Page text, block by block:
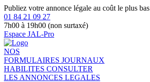
Publiez votre annonce légale au coût le plus bas
01 84 21 09 27
7h00 à 19h00 (non surtaxé)
Espace JAL-Pro
NOS
FORMULAIRES JOURNAUX
HABILITES CONSULTER
LES ANNONCES LEGALES